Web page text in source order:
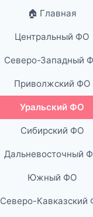
🏠 Главная
Центральный ФО
Северо-Западный
Приволжский ФО
Уральский ФО
Сибирский ФО
Дальневосточный
Южный ФО
Северо-Кавказский